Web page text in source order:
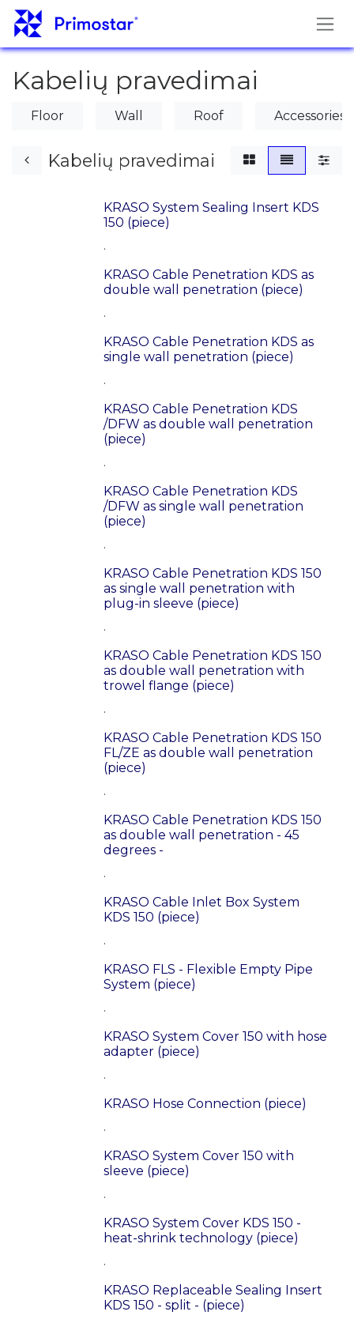
Skip to Content
Kabelių pravedimai
Floor Wall Roof Accessories
Kabelių pravedimai
KRASO System Sealing Insert KDS
150 (piece)
.
KRASO Cable Penetration KDS as
double wall penetration (piece)
.
KRASO Cable Penetration KDS as
single wall penetration (piece)
.
KRASO Cable Penetration KDS
/DFW as double wall penetration
(piece)
.
KRASO Cable Penetration KDS
/DFW as single wall penetration
(piece)
.
KRASO Cable Penetration KDS 150
as single wall penetration with
plug-in sleeve (piece)
.
KRASO Cable Penetration KDS 150
as double wall penetration with
trowel flange (piece)
.
KRASO Cable Penetration KDS 150
FL/ZE as double wall penetration
(piece)
.
KRASO Cable Penetration KDS 150
as double wall penetration - 45
degrees -
.
KRASO Cable Inlet Box System
KDS 150 (piece)
.
KRASO FLS - Flexible Empty Pipe
System (piece)
.
KRASO System Cover 150 with hose
adapter (piece)
.
KRASO Hose Connection (piece)
.
KRASO System Cover 150 with
sleeve (piece)
.
KRASO System Cover KDS 150 -
heat-shrink technology (piece)
.
KRASO Replaceable Sealing Insert
KDS 150 - split - (piece)